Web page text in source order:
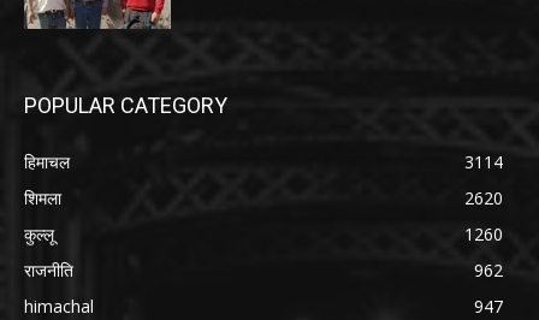
POPULAR CATEGORY
हिमाचल
3114
शिमला
2620
कुल्लू
1260
राजनीति
962
himachal
947